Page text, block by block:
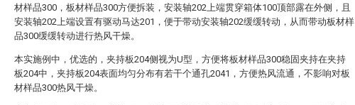
材样品300，板材样品300方便拆装，安装轴202上端贯穿箱体100顶部露在外侧，且
安装轴202上端设置有驱动马达201，便于带动安装轴202缓缓转动，从而带动板材样
品300缓缓转动进行热风干燥。
本实施例中，优选的，夹持板204侧视为U型，方便将板材样品300稳固夹持在夹持
板204中，夹持板204表面均匀分布有若干个通孔2041，方便热风流通，不影响对板
材样品300热风干燥。